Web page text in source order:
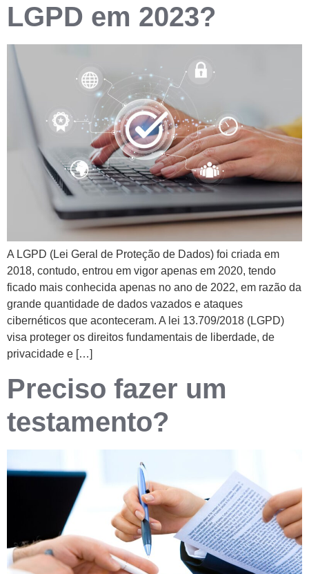
LGPD em 2023?
A LGPD (Lei Geral de Proteção de Dados) foi criada em
2018, contudo, entrou em vigor apenas em 2020, tendo
ficado mais conhecida apenas no ano de 2022, em razão da
grande quantidade de dados vazados e ataques
cibernéticos que aconteceram. A lei 13.709/2018 (LGPD)
visa proteger os direitos fundamentais de liberdade, de
privacidade e […]
Preciso fazer um
testamento?